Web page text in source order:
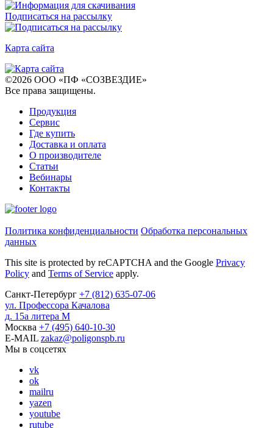
Подписаться на рассылку
Карта сайта
©2026 ООО «ПФ «СОЗВЕЗДИЕ»
Все права защищены.
Продукция
Сервис
Где купить
Доставка и оплата
О производителе
Статьи
Вебинары
Контакты
Политика конфиденциальности Обработка персональных
данных
This site is protected by reCAPTCHA and the Google Privacy
Policy and Terms of Service apply.
Санкт-Петербург +7 (812) 635-07-06
ул. Профессора Качалова
д. 15а литера М
Москва +7 (495) 640-10-30
E-MAIL zakaz@poligonspb.ru
Мы в соцсетях
vk
ok
mailru
yazen
youtube
rutube